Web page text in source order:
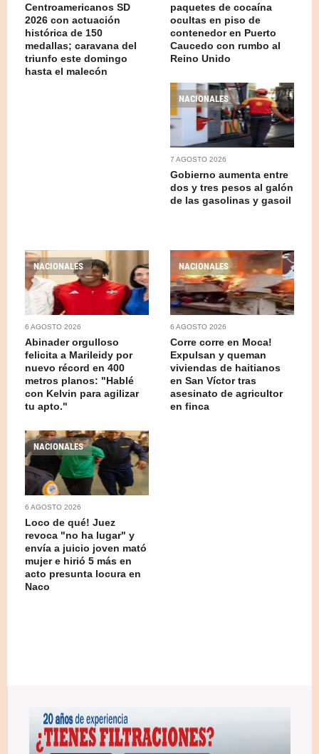
Centroamericanos SD
2026 con actuación
histórica de 150
medallas; caravana del
triunfo este domingo
hasta el malecón
paquetes de cocaína
ocultas en piso de
contenedor en Puerto
Caucedo con rumbo al
Reino Unido
NACIONALES
7 AGOSTO 2026
Gobierno aumenta entre
dos y tres pesos al galón
de las gasolinas y gasoil
NACIONALES
6 AGOSTO 2026
Abinader orgulloso
felicita a Marileidy por
nuevo récord en 400
metros planos: "Hablé
con Kelvin para agilizar
tu apto."
NACIONALES
6 AGOSTO 2026
Corre corre en Moca!
Expulsan y queman
viviendas de haitianos
en San Víctor tras
asesinato de agricultor
en finca
NACIONALES
6 AGOSTO 2026
Loco de qué! Juez
revoca "no ha lugar" y
envía a juicio joven mató
mujer e hirió 5 más en
acto presunta locura en
Naco